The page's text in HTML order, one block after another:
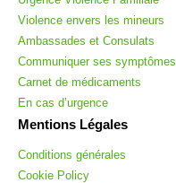
Violence envers les mineurs
Ambassades et Consulats
Communiquer ses symptômes
Carnet de médicaments
En cas d’urgence
Mentions Légales
Conditions générales
Cookie Policy